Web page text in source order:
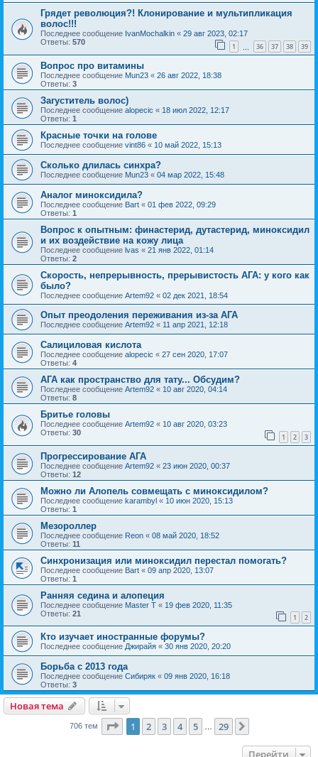
Грядет революция?! Клонирование и мультипликация
волос!!!
Последнее сообщение IvanMochalkin « 29 авг 2023, 02:17
Ответы: 570 1 36 37 38 39
Вопрос про витамины
Последнее сообщение Mun23 « 26 авг 2022, 18:38
Ответы: 3
Загуститель волос)
Последнее сообщение alopecic « 18 июл 2022, 12:17
Ответы: 1
Красные точки на голове
Последнее сообщение vint86 « 10 май 2022, 15:13
Сколько длилась синхра?
Последнее сообщение Mun23 « 04 мар 2022, 15:48
Аналог миноксидила?
Последнее сообщение Bart « 01 фев 2022, 09:29
Ответы: 1
Вопрос к опытным: финастерид, дутастерид, миноксидил
и их воздействие на кожу лица
Последнее сообщение lvas « 21 янв 2022, 01:14
Ответы: 2
Скорость, непрерывность, прерывистость АГА: у кого как
было?
Последнее сообщение Artem92 « 02 дек 2021, 18:54
Опыт преодоления переживания из-за АГА
Последнее сообщение Artem92 « 11 апр 2021, 12:18
Салициловая кислота
Последнее сообщение alopecic « 27 сен 2020, 17:07
Ответы: 4
АГА как пространство для тату... Обсудим?
Последнее сообщение Artem92 « 10 авг 2020, 04:14
Ответы: 8
Бритье головы
Последнее сообщение Artem92 « 10 авг 2020, 03:23
Ответы: 30 1 2 3
Прогрессирование АГА
Последнее сообщение Artem92 « 23 июн 2020, 00:37
Ответы: 12
Можно ли Алопель совмещать с миноксидилом?
Последнее сообщение karambyl « 10 июн 2020, 15:13
Ответы: 1
Мезороллер
Последнее сообщение Reon « 08 май 2020, 18:52
Ответы: 11
Синхронизация или миноксидил перестал помогать?
Последнее сообщение Bart « 09 апр 2020, 13:07
Ответы: 1
Ранняя седина и алопеция
Последнее сообщение Master T « 19 фев 2020, 11:35
Ответы: 21 1 2
Кто изучает иностранные форумы?
Последнее сообщение Джирайя « 30 янв 2020, 20:20
Борьба с 2013 года
Последнее сообщение Сибиряк « 09 янв 2020, 16:18
Ответы: 3
Новая тема
706 тем Страница из 29
1 2 3 4 5 29
Перейти